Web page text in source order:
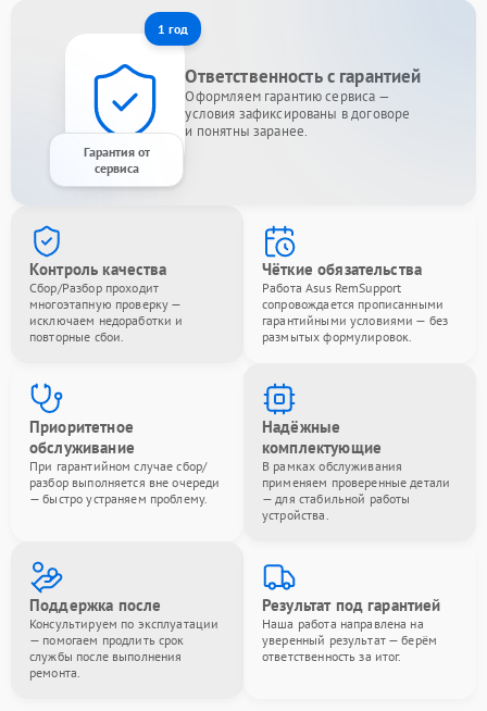
1 год
Гарантия от
сервиса
Ответственность с гарантией
Оформляем гарантию сервиса —
условия зафиксированы в договоре
и понятны заранее.
Контроль качества
Сбор/Разбор проходит
многоэтапную проверку —
исключаем недоработки и
повторные сбои.
Чёткие обязательства
Работа Asus RemSupport
сопровождается прописанными
гарантийными условиями — без
размытых формулировок.
Приоритетное
обслуживание
При гарантийном случае сбор/
разбор выполняется вне очереди
— быстро устраняем проблему.
Надёжные
комплектующие
В рамках обслуживания
применяем проверенные детали
— для стабильной работы
устройства.
Поддержка после
Консультируем по эксплуатации
— помогаем продлить срок
службы после выполнения
ремонта.
Результат под гарантией
Наша работа направлена на
уверенный результат — берём
ответственность за итог.